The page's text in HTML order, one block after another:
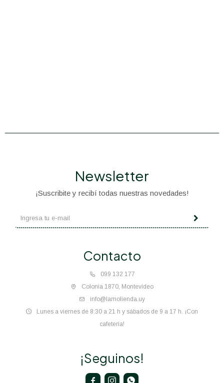
Contacto
099 132 177
Colonia 1870, Montevideo
info@lamolienda.uy
Lunes a viernes de 8:30 a 21 h y sábados de 9 a 17 h. ¡Con
cafetería!
Newsletter
¡Suscribite y recibí todas nuestras novedades!
¡Seguinos!
  